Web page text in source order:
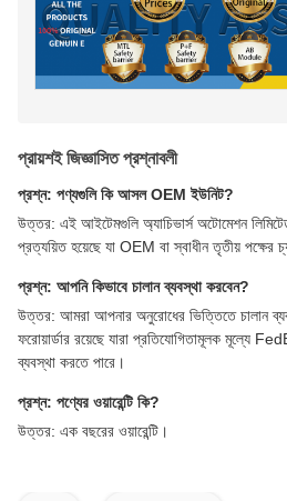
প্রায়শই জিজ্ঞাসিত প্রশ্নাবলী
প্রশ্ন: পণ্যগুলি কি আসল OEM ইউনিট?
উত্তর: এই আইটেমগুলি অ্যাচিভার্স অটোমেশন
প্রত্যয়িত হয়েছে যা OEM বা স্বাধীন তৃতীয় পক্ষের
প্রশ্ন: আপনি কিভাবে চালান ব্যবস্থা করবেন?
উত্তর: আমরা আপনার অনুরোধের ভিত্তিতে চালান
ফরোয়ার্ডার রয়েছে যারা প্রতিযোগিতামূলক মূল্যে
ব্যবস্থা করতে পারে।
প্রশ্ন: পণ্যের ওয়ারেন্টি কি?
উত্তর: এক বছরের ওয়ারেন্টি।